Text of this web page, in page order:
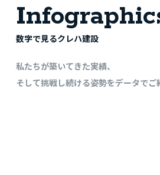
数字で見るクレハ建設
私たちが築いてきた実績、
そして挑戦し続ける姿勢をデータでご